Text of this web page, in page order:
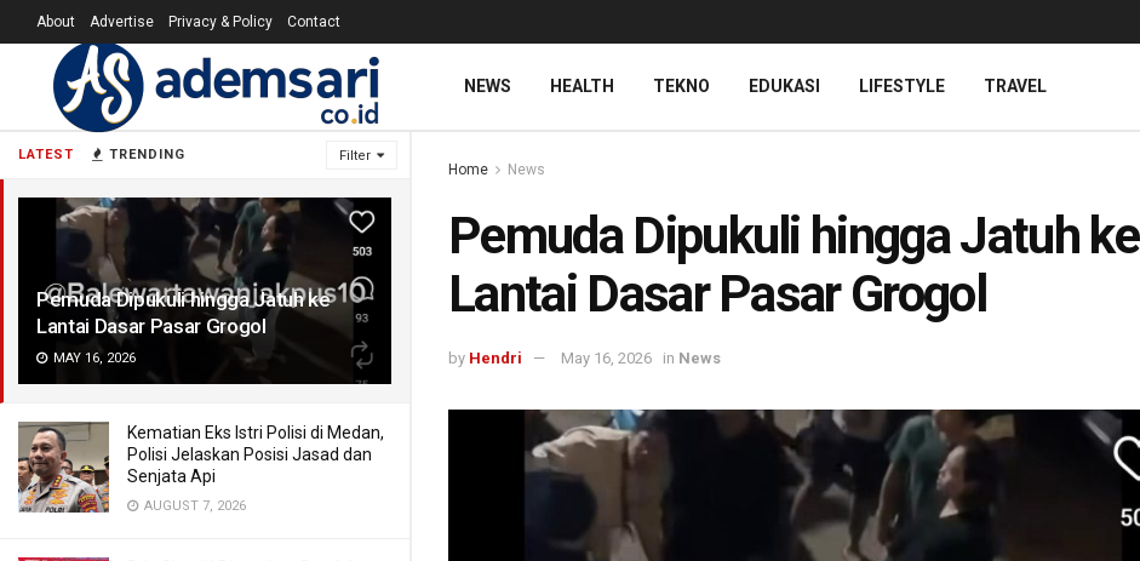
LATEST TRENDING Filter
Pemuda Dipukuli hingga Jatuh ke
Lantai Dasar Pasar Grogol
MAY 16, 2026
Kematian Eks Istri Polisi di Medan,
Polisi Jelaskan Posisi Jasad dan
Senjata Api
AUGUST 7, 2026
About Advertise Privacy & Policy Contact
NEWS HEALTH TEKNO EDUKASI LIFESTYLE TRAVEL
Home News
Pemuda Dipukuli hingga Jatuh ke
Lantai Dasar Pasar Grogol
by Hendri May 16, 2026 in News